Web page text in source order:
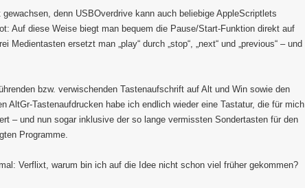
denn USBOverdrive kann auch beliebige AppleScriptlets
Auf diese Weise biegt man bequem die Pause/Start-Funktion direkt auf
ersetzt man „play“ durch „stop“, „next“ und „previous“ – und
bzw. verwischenden Tastenaufschrift auf Alt und Win sowie den
AltGr-Tastenaufdrucken habe ich endlich wieder eine Tastatur, die für mich
– und nun sogar inklusive der so lange vermissten Sondertasten für den
Programme.
Verflixt, warum bin ich auf die Idee nicht schon viel früher gekommen?